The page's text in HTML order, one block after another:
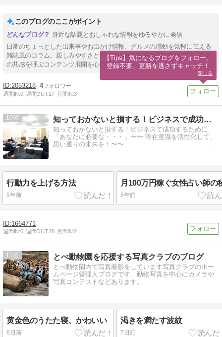
このブログのここがポイント
身近な話題とおしゃれな情報をゆるやかに発信
日常のちょっとした出来事やお出かけ情報、グルメの感動を気軽に伝える
雑誌風のコラム。親しみやすさとセンスの良さを兼ね備えた内容で、読者
の共感を呼ぶコンテンツ展開を心掛けています。
2053218 4
週間IN:0 週間OUT:17 月間IN:3
10 知っておかないと損する！ビジネスで成功するためにあなたに
知っておかないと損する！ビジネスで成功するために
「あなたに必要な・・・」〜〜 潜在意識を活性化して、
思い通りの未来を！〜〜 .
行動力を上げる方法
5年前
月100万円稼ぐ女性占い師の
5年前
1664771
週間IN:0 週間OUT:28 月間IN:2
11 とべ動物園を応援する写真クラブのブログ
とべ動物園内で写真撮影をしています写真クラブのホー
ムページ管理人ブログです。動物写真を中心にカメラや
写真コンテストなどあります。
黄金色のうたた寝、かわいい
6日前
渇きを満たす波紋
7日前
【Tips】気になるブログをフォロー。
登録不要。更新を逃さずキャッチ！
閉じる